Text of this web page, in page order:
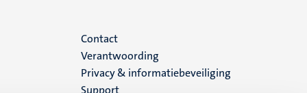
Menu
footer
Contact
Verantwoording
Privacy & informatiebeveiliging
Support